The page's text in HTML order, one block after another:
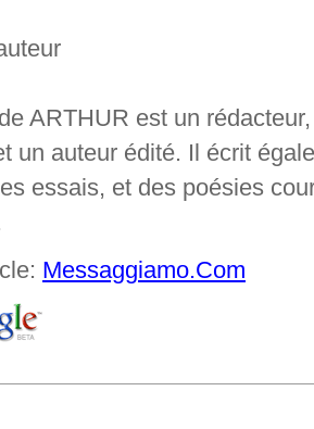
ARTHUR est un
un auteur édité. Il écrit
essais, et des poésies
Messaggiamo.Com